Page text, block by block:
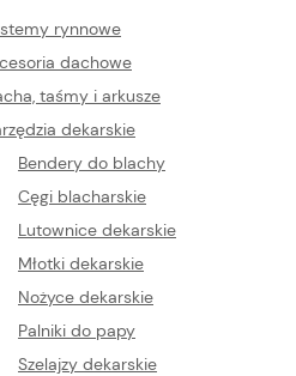
rynnowe
dachowe
taśmy i arkusze
dekarskie
Bendery do blachy
Cęgi blacharskie
Lutownice dekarskie
Młotki dekarskie
Nożyce dekarskie
Palniki do papy
Szelajzy dekarskie